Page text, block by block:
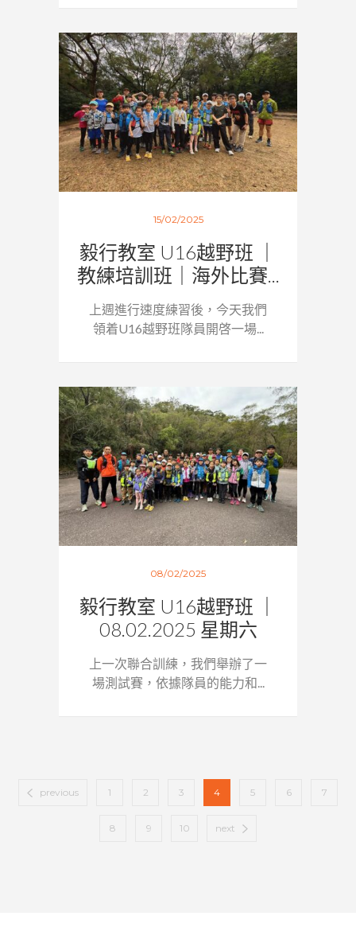
15/02/2025
毅行教室 U16越野班 ｜
教練培訓班｜海外比賽...
上週進行速度練習後，今天我們
領着U16越野班隊員開啓一場...
08/02/2025
毅行教室 U16越野班 ｜
08.02.2025 星期六
上一次聯合訓練，我們舉辦了一
場測試賽，依據隊員的能力和...
previous 1 2 3 4 5 6 7
8 9 10 next